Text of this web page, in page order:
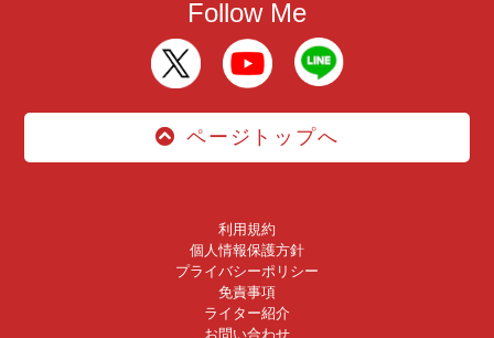
Follow Me
ページトップへ
利用規約
個人情報保護方針
プライバシーポリシー
免責事項
ライター紹介
お問い合わせ